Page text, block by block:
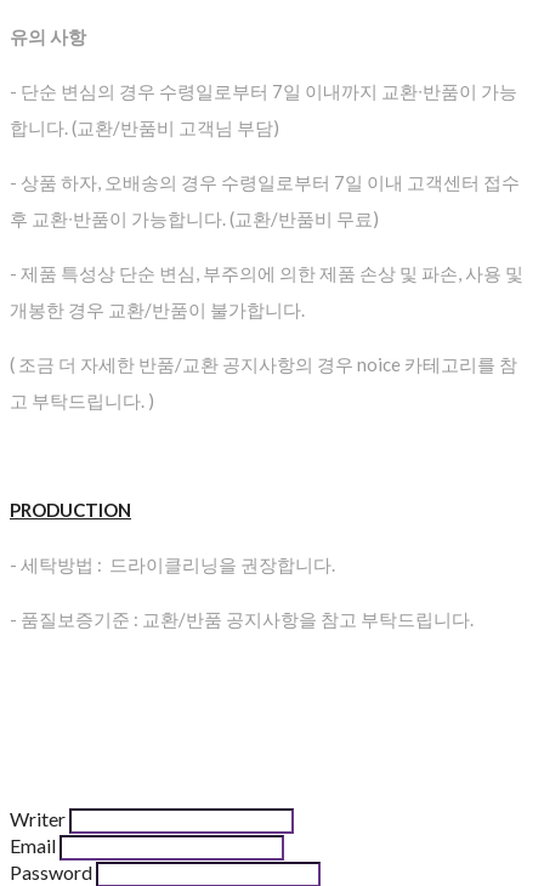
유의 사항
- 단순 변심의 경우 수령일로부터 7일 이내까지 교환∙반품이 가능
합니다. (교환/반품비 고객님 부담)
- 상품 하자, 오배송의 경우 수령일로부터 7일 이내 고객센터 접수
후 교환∙반품이 가능합니다. (교환/반품비 무료)
- 제품 특성상 단순 변심, 부주의에 의한 제품 손상 및 파손, 사용 및
개봉한 경우 교환/반품이 불가합니다.
( 조금 더 자세한 반품/교환 공지사항의 경우 noice 카테고리를 참
고 부탁드립니다. )
PRODUCTION
- 세탁방법 : 드라이클리닝을 권장합니다.
- 품질보증기준 : 교환/반품 공지사항을 참고 부탁드립니다.
Writer
Email
Password